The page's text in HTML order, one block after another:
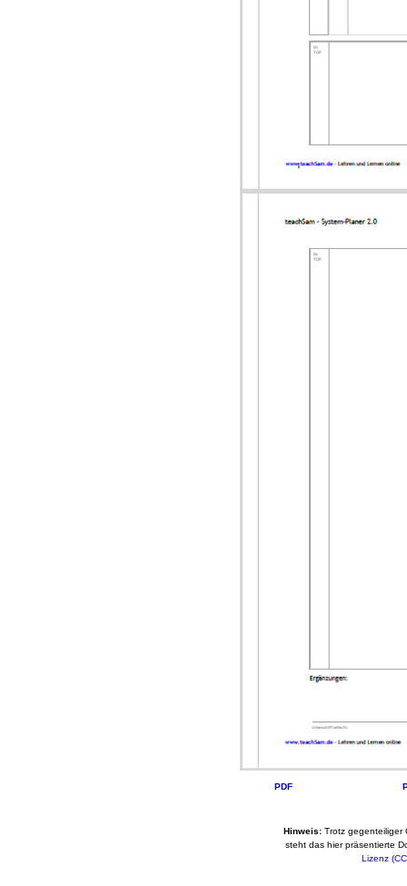
PDF
Hinweis:Trotz gegenteiliger
steht das hier präsentierte
Lizenz